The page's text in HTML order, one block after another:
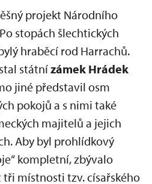
projekt Národního
stopách šlechtických
hraběcí rod Harrachů.
státnízámek Hrádek
jiné představil osm
pokojů a s nimi také
majitelů a jejich
Aby byl prohlídkový
kompletní, zbývalo
místnosti tzv. císařského